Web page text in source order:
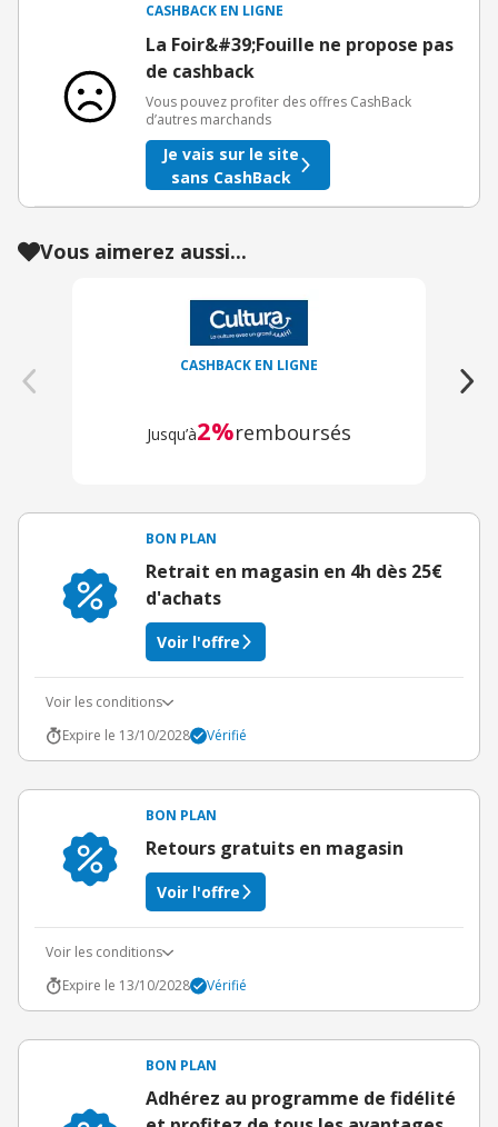
Offre réservée à une toute première inscription chez eBuyClub.
CASHBACK EN LIGNE
La Foir&#39;Fouille ne propose pas
de cashback
Vous pouvez profiter des offres CashBack
d’autres marchands
Je vais sur le site
sans CashBack
Vous aimerez aussi...
CASHBACK EN LIGNE
Jusqu’à2%remboursés
BON PLAN
Retrait en magasin en 4h dès 25€
d'achats
Voir l'offre
Voir les conditions
Expire le 13/10/2028
Vérifié
BON PLAN
Retours gratuits en magasin
Voir l'offre
Voir les conditions
Expire le 13/10/2028
Vérifié
BON PLAN
Adhérez au programme de fidélité